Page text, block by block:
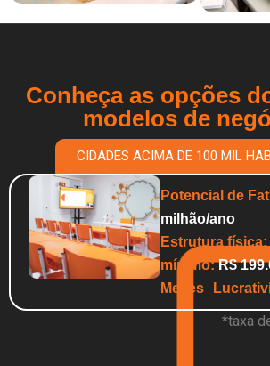
Conheça as opções
modelos de
CIDADES ACIMA DE 100 MIL
Potencial de
milhão/ano
Estrutura física:
mínimo:R$
Meses
*taxa